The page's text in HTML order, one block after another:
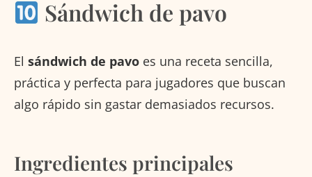
Sándwich de pavo
El sándwich de pavo es una receta sencilla,
práctica y perfecta para jugadores que buscan
algo rápido sin gastar demasiados recursos.
Ingredientes principales